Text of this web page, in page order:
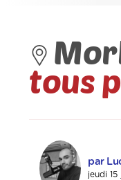
tous
par
jeudi